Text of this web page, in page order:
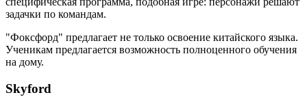
задачки по командам.
"Фоксфорд" предлагает не только освоение китайского языка.
Ученикам предлагается возможность полноценного обучения
на дому.
Skyford